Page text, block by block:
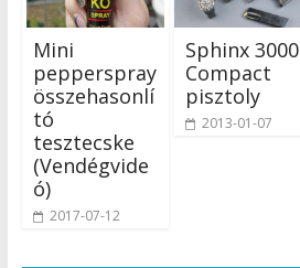
Mini
pepperspray
összehasonlí
tó
tesztecske
(Vendégvide
ó)
2017-07-12
Sphinx 3000
Compact
pisztoly
2013-01-07